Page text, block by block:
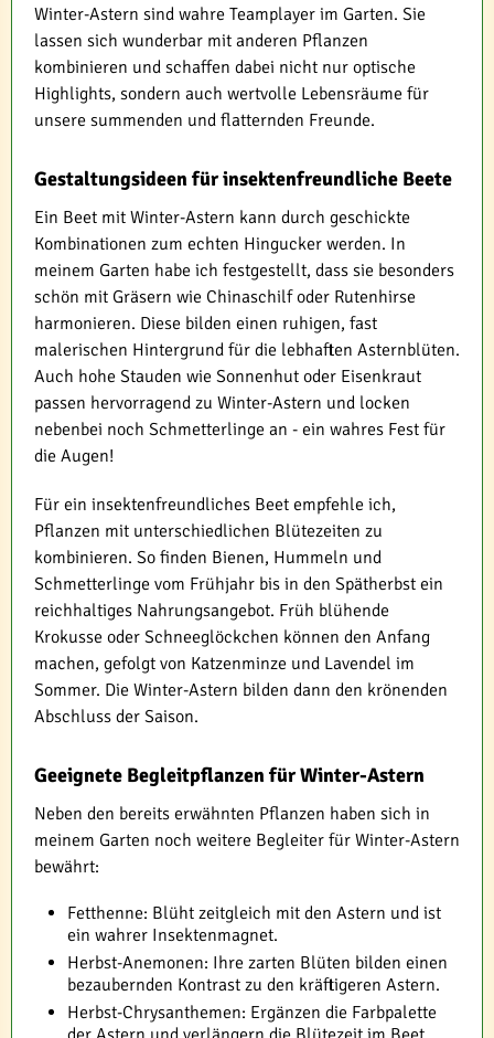
Winter-Astern sind wahre Teamplayer im Garten. Sie
lassen sich wunderbar mit anderen Pflanzen
kombinieren und schaffen dabei nicht nur optische
Highlights, sondern auch wertvolle Lebensräume für
unsere summenden und flatternden Freunde.
Gestaltungsideen für insektenfreundliche Beete
Ein Beet mit Winter-Astern kann durch geschickte
Kombinationen zum echten Hingucker werden. In
meinem Garten habe ich festgestellt, dass sie besonders
schön mit Gräsern wie Chinaschilf oder Rutenhirse
harmonieren. Diese bilden einen ruhigen, fast
malerischen Hintergrund für die lebhaften Asternblüten.
Auch hohe Stauden wie Sonnenhut oder Eisenkraut
passen hervorragend zu Winter-Astern und locken
nebenbei noch Schmetterlinge an - ein wahres Fest für
die Augen!
Für ein insektenfreundliches Beet empfehle ich,
Pflanzen mit unterschiedlichen Blütezeiten zu
kombinieren. So finden Bienen, Hummeln und
Schmetterlinge vom Frühjahr bis in den Spätherbst ein
reichhaltiges Nahrungsangebot. Früh blühende
Krokusse oder Schneeglöckchen können den Anfang
machen, gefolgt von Katzenminze und Lavendel im
Sommer. Die Winter-Astern bilden dann den krönenden
Abschluss der Saison.
Geeignete Begleitpflanzen für Winter-Astern
Neben den bereits erwähnten Pflanzen haben sich in
meinem Garten noch weitere Begleiter für Winter-Astern
bewährt:
Fetthenne: Blüht zeitgleich mit den Astern und ist
ein wahrer Insektenmagnet.
Herbst-Anemonen: Ihre zarten Blüten bilden einen
bezaubernden Kontrast zu den kräftigeren Astern.
Herbst-Chrysanthemen: Ergänzen die Farbpalette